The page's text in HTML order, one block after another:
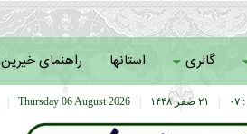
گالری استانها راهنمای خیرین
Thursday 06 August 2026 ۲۱ صفر ۱۴۴۸